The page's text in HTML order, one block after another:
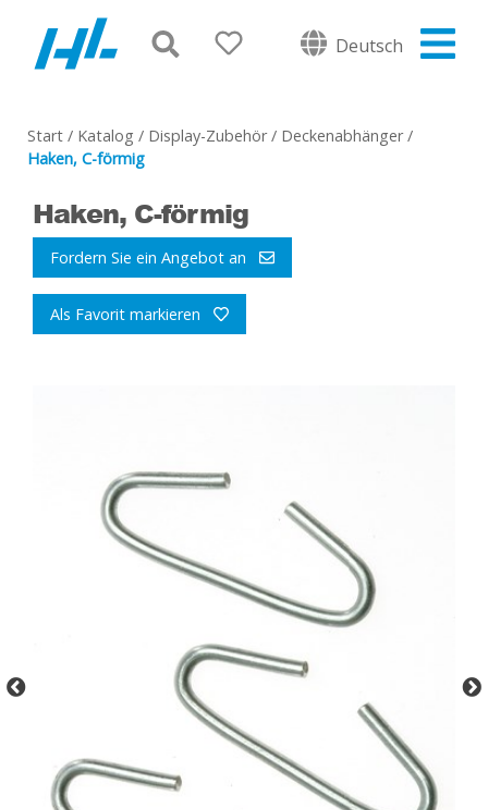
Deutsch
Start / Katalog / Display-Zubehör/ Deckenabhänger/
Haken, C-förmig
Haken, C-förmig
Fordern Sie ein Angebot an
Als Favorit markieren